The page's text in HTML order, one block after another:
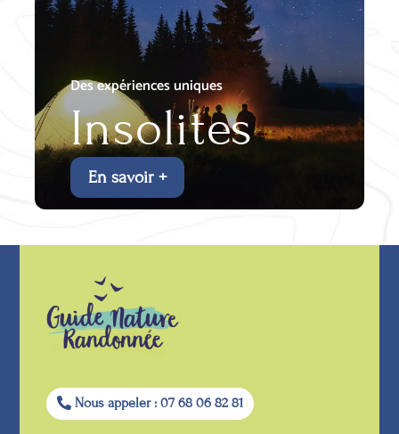
Des expériences uniques
Insolites
En savoir +
Nous appeler : 07 68 06 82 81